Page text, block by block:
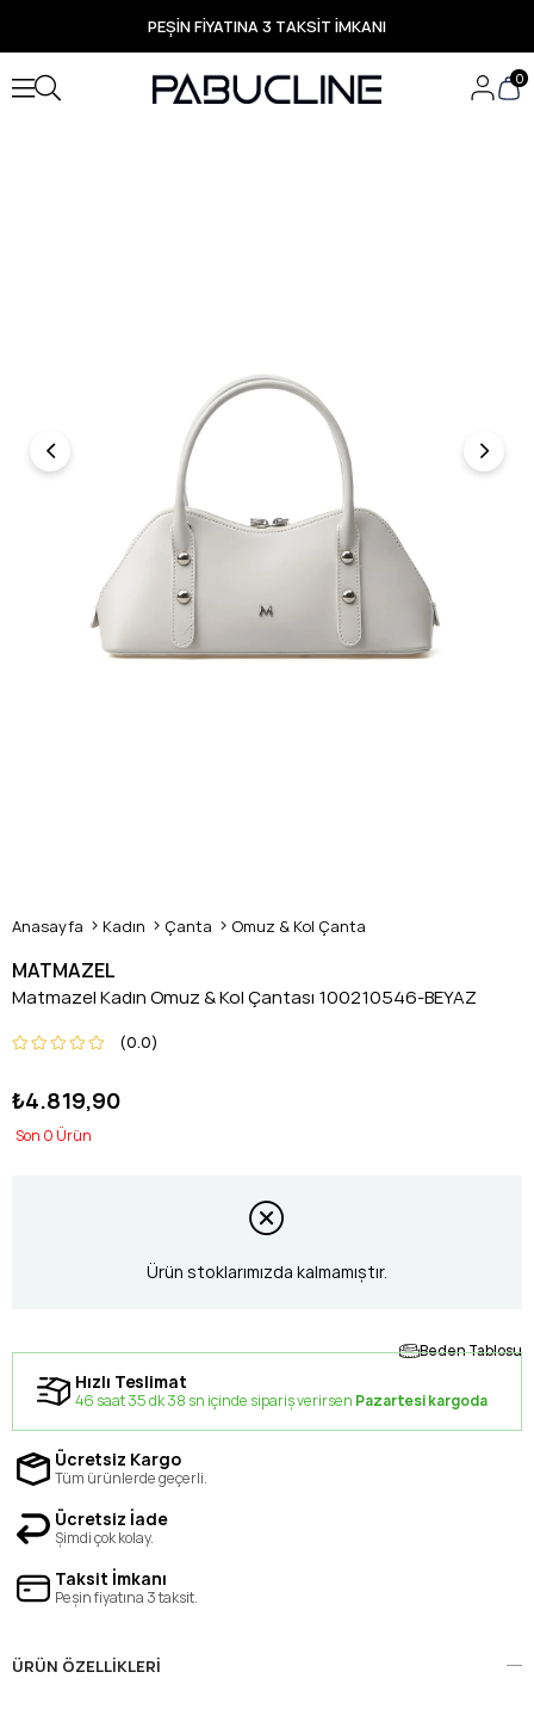
PEŞİN FİYATINA 3 TAKSİT İMKANI
TÜM ÜRÜNLERDE ÜCRETSİZ KARGO
Yeni Sezon Ürünlerde Özel Fırsatlar
Seçili Ürünlerde Hızlı Teslimat
0
Anasayfa Kadın Çanta Omuz & Kol Çanta
MATMAZEL
Matmazel Kadın Omuz & Kol Çantası 100210546-BEYAZ
0.0
₺4.819,90
0
Ürün stoklarımızda kalmamıştır.
Beden Tablosu
Hızlı Teslimat
46 saat 35 dk 38 sn içinde sipariş verirsen Pazartesi kargoda
Ücretsiz Kargo
Tüm ürünlerde geçerli.
Ücretsiz İade
Şimdi çok kolay.
Taksit İmkanı
Peşin fiyatına 3 taksit.
ÜRÜN ÖZELLIKLERI